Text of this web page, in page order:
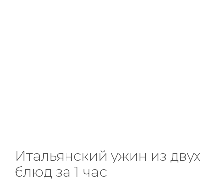
Итальянский ужин из двух
блюд за 1 час